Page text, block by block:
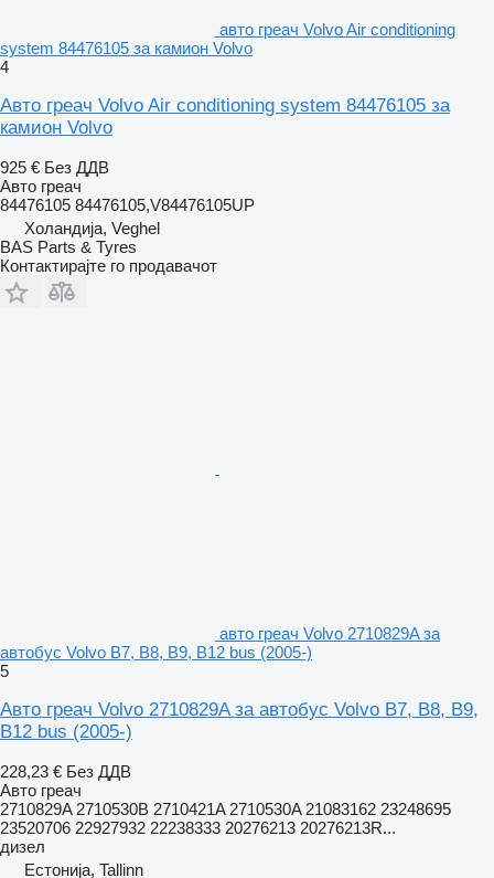
авто греач Volvo Air conditioning
system 84476105 за камион Volvo
4
Авто греач Volvo Air conditioning system 84476105 за
камион Volvo
925 € Без ДДВ
Авто греач
84476105 84476105,V84476105UP
Холандија, Veghel
BAS Parts & Tyres
Контактирајте го продавачот
авто греач Volvo 2710829A за
автобус Volvo B7, B8, B9, B12 bus (2005-)
5
Авто греач Volvo 2710829A за автобус Volvo B7, B8, B9,
B12 bus (2005-)
228,23 € Без ДДВ
Авто греач
2710829A 2710530B 2710421A 2710530A 21083162 23248695
23520706 22927932 22238333 20276213 20276213R...
дизел
Естонија, Tallinn